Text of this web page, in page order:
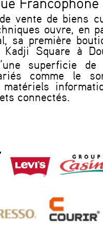
Francophone
de vente de biens
ouvre, en
sa première
Kadji Square à
superficie
comme le
connectés.